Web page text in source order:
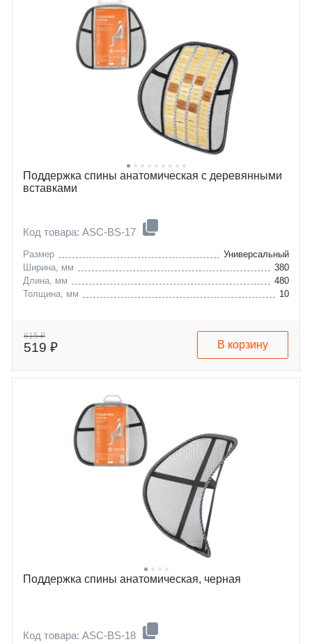
Поддержка спины анатомическая с деревянными
вставками
Код товара: ASC-BS-17
Размер
Универсальный
Ширина, мм
380
Длина, мм
480
Толщина, мм
10
615 ₽
519 ₽ В корзину
Поддержка спины анатомическая, черная
Код товара: ASC-BS-18